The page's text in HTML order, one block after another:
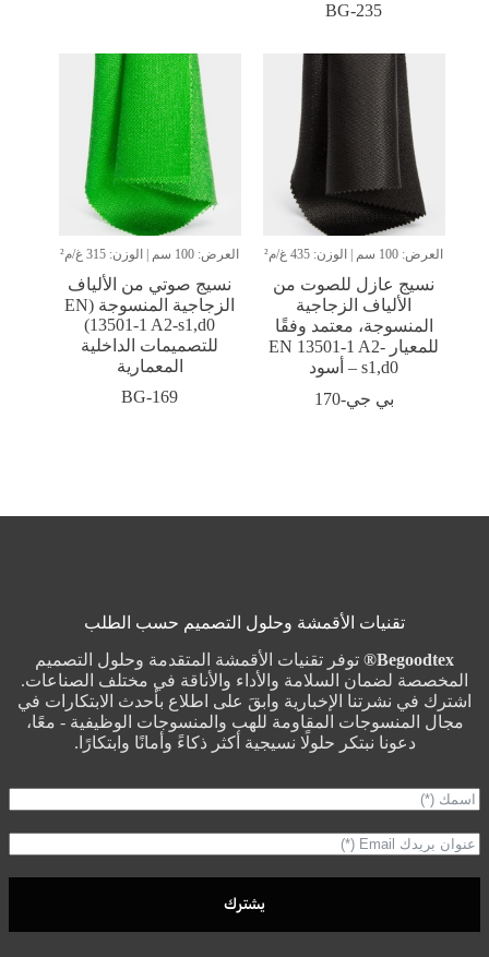
BG-235
العرض: 100 سم | الوزن: 435 غ/م²
نسيج عازل للصوت من
الألياف الزجاجية
المنسوجة، معتمد وفقًا
للمعيار EN 13501-1 A2-
s1,d0 – أسود
بي جي-170
العرض: 100 سم | الوزن: 315 غ/م²
نسيج صوتي من الألياف
الزجاجية المنسوجة (EN
13501-1 A2-s1,d0)
للتصميمات الداخلية
المعمارية
BG-169
تقنيات الأقمشة وحلول التصميم حسب الطلب
Begoodtex®
توفر تقنيات الأقمشة المتقدمة وحلول التصميم
المخصصة لضمان السلامة والأداء والأناقة في مختلف الصناعات.
اشترك في نشرتنا الإخبارية وابقَ على اطلاع بأحدث الابتكارات في
مجال المنسوجات المقاومة للهب والمنسوجات الوظيفية - معًا،
دعونا نبتكر حلولًا نسيجية أكثر ذكاءً وأمانًا وابتكارًا.
يشترك